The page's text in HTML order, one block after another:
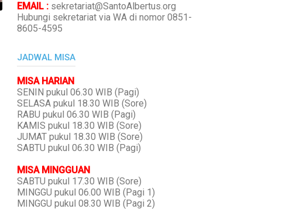
EMAIL : sekretariat@SantoAlbertus.org
Hubungi sekretariat via WA di nomor 0851-
8605-4595
JADWAL MISA
MISA HARIAN
SENIN pukul 06.30 WIB (Pagi)
SELASA pukul 18.30 WIB (Sore)
RABU pukul 06.30 WIB (Pagi)
KAMIS pukul 18.30 WIB (Sore)
JUMAT pukul 18.30 WIB (Sore)
SABTU pukul 06.30 WIB (Pagi)
MISA MINGGUAN
SABTU pukul 17.30 WIB (Sore)
MINGGU pukul 06.00 WIB (Pagi 1)
MINGGU pukul 08.30 WIB (Pagi 2)